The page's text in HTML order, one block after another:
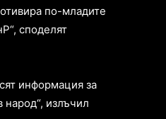
по-младите
споделят
информация за
излъчил